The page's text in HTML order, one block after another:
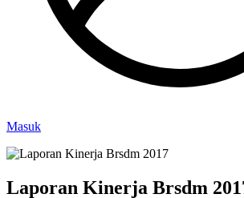
Masuk
Laporan Kinerja Brsdm